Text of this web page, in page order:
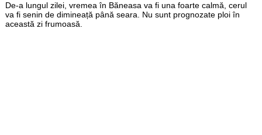
De-a lungul zilei, vremea în Băneasa va fi una foarte calmă, cerul
va fi senin de dimineață până seara. Nu sunt prognozate ploi în
această zi frumoasă.